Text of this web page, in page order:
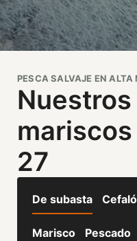
PESCA SALVAJE EN ALTA
mariscos
27
De subasta
Marisco Pescado